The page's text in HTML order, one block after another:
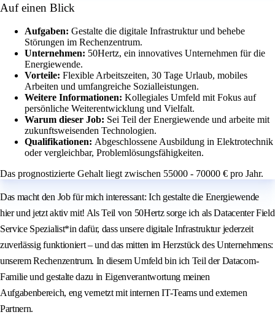
Auf einen Blick
Aufgaben: Gestalte die digitale Infrastruktur und behebe
Störungen im Rechenzentrum.
Unternehmen: 50Hertz, ein innovatives Unternehmen für die
Energiewende.
Vorteile: Flexible Arbeitszeiten, 30 Tage Urlaub, mobiles
Arbeiten und umfangreiche Sozialleistungen.
Weitere Informationen: Kollegiales Umfeld mit Fokus auf
persönliche Weiterentwicklung und Vielfalt.
Warum dieser Job: Sei Teil der Energiewende und arbeite mit
zukunftsweisenden Technologien.
Qualifikationen: Abgeschlossene Ausbildung in Elektrotechnik
oder vergleichbar, Problemlösungsfähigkeiten.
Das prognostizierte Gehalt liegt zwischen 55000 - 70000 € pro Jahr.
Das macht den Job für mich interessant: Ich gestalte die Energiewende
hier und jetzt aktiv mit! Als Teil von 50Hertz sorge ich als Datacenter Field
Service Spezialist*in dafür, dass unsere digitale Infrastruktur jederzeit
zuverlässig funktioniert – und das mitten im Herzstück des Unternehmens:
unserem Rechenzentrum. In diesem Umfeld bin ich Teil der Datacom-
Familie und gestalte dazu in Eigenverantwortung meinen
Aufgabenbereich, eng vernetzt mit internen IT-Teams und externen
Partnern.